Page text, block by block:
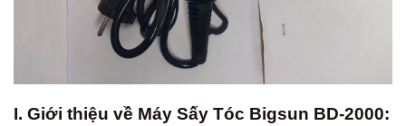
I. Giới thiệu về Máy Sấy Tóc Bigsun BD-2000: